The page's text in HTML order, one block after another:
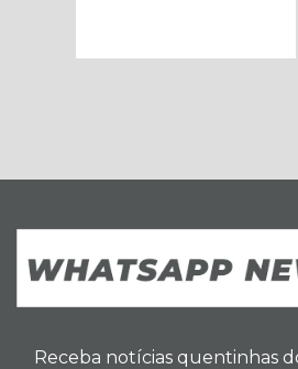
Receba notícias quentinhas